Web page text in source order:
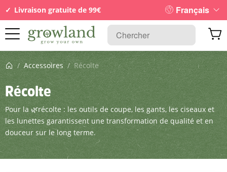
Livraison gratuite de 99€ Français
Page d’accueil
/ Accessoires / Récolte
Récolte
Pour la 🌿récolte : les outils de coupe, les gants, les ciseaux et
les lunettes garantissent une transformation de qualité et en
douceur sur le long terme.
Filtre et tri